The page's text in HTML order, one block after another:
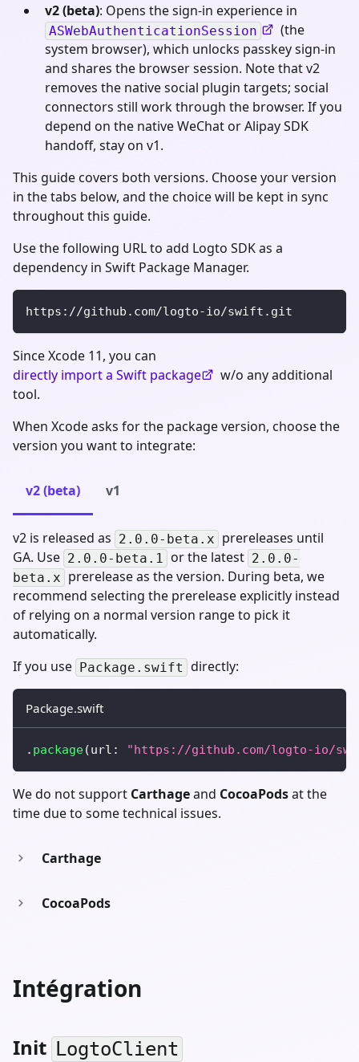
v2 (beta): Opens the sign-in experience in
ASWebAuthenticationSession
(the
system browser), which unlocks passkey sign-in
and shares the browser session. Note that v2
removes the native social plugin targets; social
connectors still work through the browser. If you
depend on the native WeChat or Alipay SDK
handoff, stay on v1.
This guide covers both versions. Choose your version
in the tabs below, and the choice will be kept in sync
throughout this guide.
Use the following URL to add Logto SDK as a
dependency in Swift Package Manager.
https://github.com/logto-io/swift.git
Since Xcode 11, you can
directly import a Swift package
w/o any additional
tool.
When Xcode asks for the package version, choose the
version you want to integrate:
v2 (beta) v1
v2 is released as 2.0.0-beta.x prereleases until
GA. Use 2.0.0-beta.1 or the latest 2.0.0-
beta.x prerelease as the version. During beta, we
recommend selecting the prerelease explicitly instead
of relying on a normal version range to pick it
automatically.
If you use Package.swift directly:
Package.swift
. package(url : "https://github.com/logto-io/
We do not support Carthageand CocoaPodsat the
time due to some technical issues.
Carthage
CocoaPods
Intégration
Init LogtoClient